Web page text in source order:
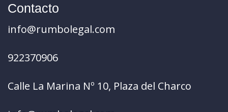
Contacto
info@rumbolegal.com
922370906
Calle La Marina Nº 10, Plaza del Charco